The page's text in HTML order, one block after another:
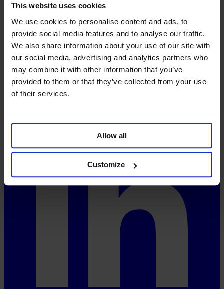
This website uses cookies
We use cookies to personalise content and ads, to
provide social media features and to analyse our traffic.
We also share information about your use of our site with
our social media, advertising and analytics partners who
may combine it with other information that you’ve
provided to them or that they’ve collected from your use
of their services.
Allow all
Customize
Visión y misión
Aspectos técnicos
FAQ
Precios
System-Status
Redes sociales